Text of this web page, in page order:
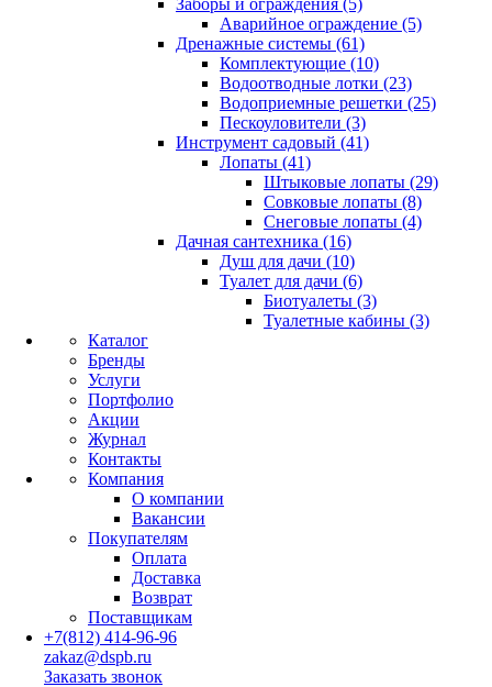
Заборы и ограждения (5)
Аварийное ограждение (5)
Дренажные системы (61)
Комплектующие (10)
Водоотводные лотки (23)
Водоприемные решетки (25)
Пескоуловители (3)
Инструмент садовый (41)
Лопаты (41)
Штыковые лопаты (29)
Совковые лопаты (8)
Снеговые лопаты (4)
Дачная сантехника (16)
Душ для дачи (10)
Туалет для дачи (6)
Биотуалеты (3)
Туалетные кабины (3)
Каталог
Бренды
Услуги
Портфолио
Акции
Журнал
Контакты
Компания
О компании
Вакансии
Покупателям
Оплата
Доставка
Возврат
Поставщикам
+7(812) 414-96-96
zakaz@dspb.ru
Заказать звонок